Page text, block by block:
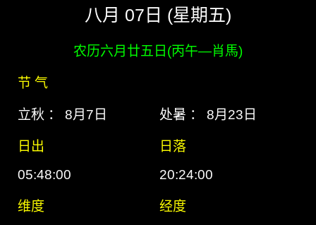
八月 07日 (星期五)
农历六月廿五日(丙午―肖馬)
节 气
立秋 ： 8月7日 处暑 ： 8月23日
日出
日落
05:48:00
20:24:00
维度
经度